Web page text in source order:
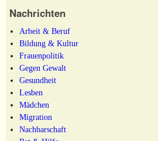
Nachrichten
Arbeit & Beruf
Bildung & Kultur
Frauenpolitik
Gegen Gewalt
Gesundheit
Lesben
Mädchen
Migration
Nachbarschaft